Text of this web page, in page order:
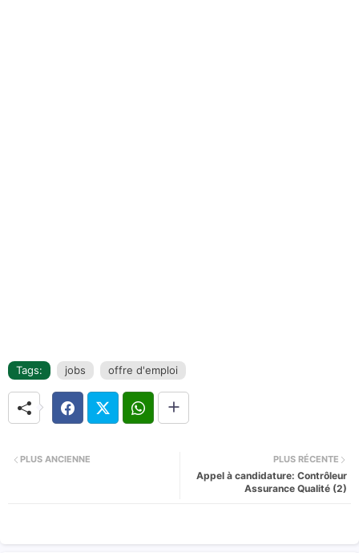
Tags: jobs offre d'emploi
PLUS RÉCENTE
Appel à candidature: Contrôleur
Assurance Qualité (2)
PLUS ANCIENNE